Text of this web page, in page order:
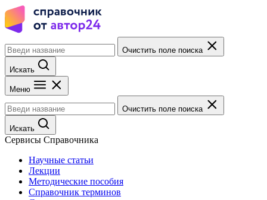
Очистить поле поиска
Искать
Меню
Очистить поле поиска
Искать
Сервисы Справочника
Научные статьи
Лекции
Методические пособия
Справочник терминов